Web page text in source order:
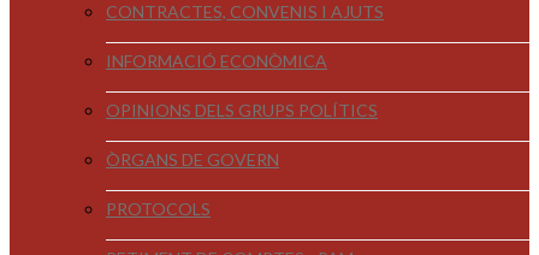
CONTRACTES, CONVENIS I AJUTS
INFORMACIÓ ECONÒMICA
OPINIONS DELS GRUPS POLÍTICS
ÒRGANS DE GOVERN
PROTOCOLS